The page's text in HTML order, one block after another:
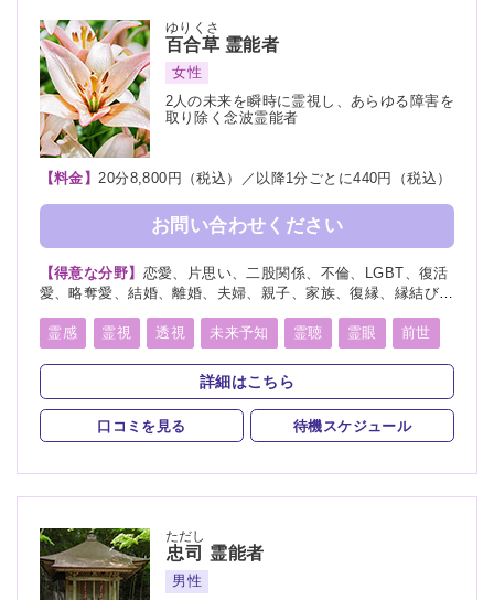
百合草
ゆりくさ
霊能者
女性
2人の未来を瞬時に霊視し、あらゆる障害を
取り除く念波霊能者
【料金】20分8,800円（税込）／以降1分ごとに440円（税込）
お問い合わせください
【得意な分野】 恋愛、片思い、二股関係、不倫、LGBT、復活
愛、略奪愛、結婚、離婚、夫婦、親子、家族、復縁、縁結び、
職、進路、未来、介護、健康、金運、仕事、引越し、開運、故
人、教育、過去、浮気、総合運、運勢、心霊相談、心霊写真
霊感 霊視 透視 未来予知 霊聴 霊眼 前世
言霊 守護霊 死者霊の降霊 縁結び 祈願
波動修正 チャネリング オーラリーディング
チャクラ スピリチュアルカウンセリング オーラ
詳細はこちら
口コミを見る 待機スケジュール
忠司
ただし
霊能者
男性